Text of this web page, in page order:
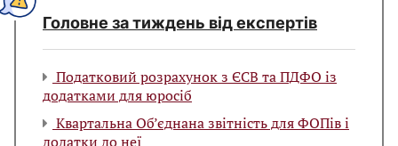
Головне за тиждень від експертів
Податковий розрахунок з ЄСВ та ПДФО із
додатками для юросіб
Квартальна Об’єднана звітність для ФОПів і
додатки до неї